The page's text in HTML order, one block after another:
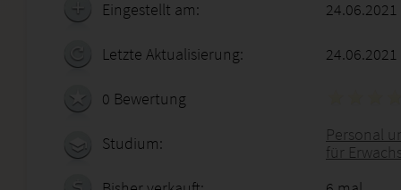
Eingestellt am:
Letzte Aktualisierung: 24.06.2021
0 Bewertung
Studium:
Personal
für